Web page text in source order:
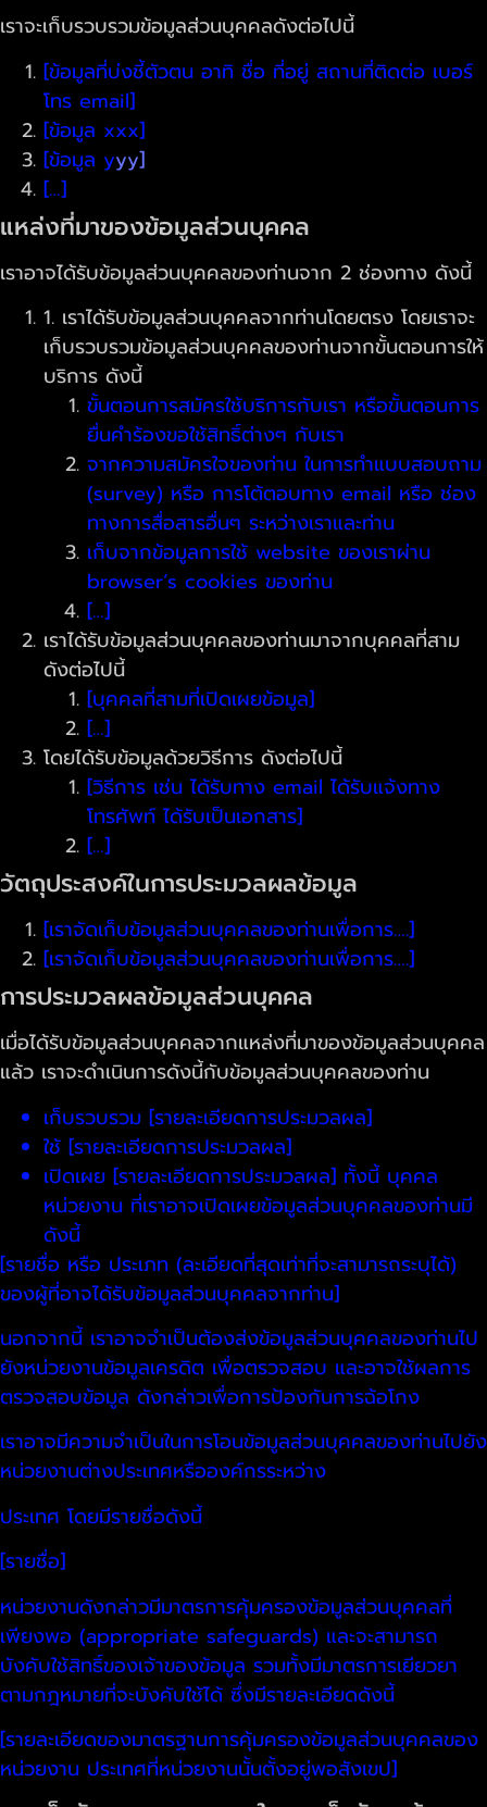
เราจะเก็บรวบรวมข้อมูลส่วนบุคคลดังต่อไปนี้
[ข้อมูลที่บ่งชี้ตัวตน อาทิ ชื่อ ที่อยู่ สถานที่ติดต่อ เบอร์
โทร email]
[ข้อมูล xxx]
[ข้อมูล yyy]
[…]
แหล่งที่มาของข้อมูลส่วนบุคคล
เราอาจได้รับข้อมูลส่วนบุคคลของท่านจาก 2 ช่องทาง ดังนี้
1. เราได้รับข้อมูลส่วนบุคคลจากท่านโดยตรง โดยเราจะ
เก็บรวบรวมข้อมูลส่วนบุคคลของท่านจากขั้นตอนการให้
บริการ ดังนี้
ขั้นตอนการสมัครใช้บริการกับเรา หรือขั้นตอนการ
ยื่นคำร้องขอใช้สิทธิ์ต่างๆ กับเรา
จากความสมัครใจของท่าน ในการทำแบบสอบถาม
(survey) หรือ การโต้ตอบทาง email หรือ ช่อง
ทางการสื่อสารอื่นๆ ระหว่างเราและท่าน
เก็บจากข้อมูลการใช้ website ของเราผ่าน
browser’s cookies ของท่าน
[…]
เราได้รับข้อมูลส่วนบุคคลของท่านมาจากบุคคลที่สาม
ดังต่อไปนี้
[บุคคลที่สามที่เปิดเผยข้อมูล]
[…]
โดยได้รับข้อมูลด้วยวิธีการ ดังต่อไปนี้
[วิธีการ เช่น ได้รับทาง email ได้รับแจ้งทาง
โทรศัพท์ ได้รับเป็นเอกสาร]
[…]
วัตถุประสงค์ในการประมวลผลข้อมูล
[เราจัดเก็บข้อมูลส่วนบุคคลของท่านเพื่อการ….]
[เราจัดเก็บข้อมูลส่วนบุคคลของท่านเพื่อการ….]
การประมวลผลข้อมูลส่วนบุคคล
เมื่อได้รับข้อมูลส่วนบุคคลจากแหล่งที่มาของข้อมูลส่วนบุคคล
แล้ว เราจะดำเนินการดังนี้กับข้อมูลส่วนบุคคลของท่าน
เก็บรวบรวม [รายละเอียดการประมวลผล]
ใช้ [รายละเอียดการประมวลผล]
เปิดเผย [รายละเอียดการประมวลผล] ทั้งนี้ บุคคล
หน่วยงาน ที่เราอาจเปิดเผยข้อมูลส่วนบุคคลของท่านมี
ดังนี้
[รายชื่อ หรือ ประเภท (ละเอียดที่สุดเท่าที่จะสามารถระบุได้)
ของผู้ที่อาจได้รับข้อมูลส่วนบุคคลจากท่าน]
นอกจากนี้ เราอาจจำเป็นต้องส่งข้อมูลส่วนบุคคลของท่านไป
ยังหน่วยงานข้อมูลเครดิต เพื่อตรวจสอบ และอาจใช้ผลการ
ตรวจสอบข้อมูล ดังกล่าวเพื่อการป้องกันการฉ้อโกง
เราอาจมีความจำเป็นในการโอนข้อมูลส่วนบุคคลของท่านไปยัง
หน่วยงานต่างประเทศหรือองค์กรระหว่าง
ประเทศ โดยมีรายชื่อดังนี้
[รายชื่อ]
หน่วยงานดังกล่าวมีมาตรการคุ้มครองข้อมูลส่วนบุคคลที่
เพียงพอ (appropriate safeguards) และจะสามารถ
บังคับใช้สิทธิ์ของเจ้าของข้อมูล รวมทั้งมีมาตรการเยียวยา
ตามกฎหมายที่จะบังคับใช้ได้ ซึ่งมีรายละเอียดดังนี้
[รายละเอียดของมาตรฐานการคุ้มครองข้อมูลส่วนบุคคลของ
หน่วยงาน ประเทศที่หน่วยงานนั้นตั้งอยู่พอสังเขป]